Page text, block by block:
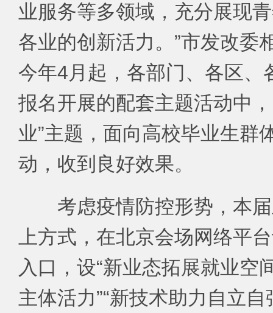
业服务等多领域，充分展现
各业的创新活力。”市发改委
今年4月起，各部门、各区、
报名开展的配套主题活动中
业”主题，面向高校毕业生群
动，收到良好效果。
考虑疫情防控形势，本
上方式，在北京会场网络平
入口，设“新业态拓展就业空
主体活力”“新技术助力自立自